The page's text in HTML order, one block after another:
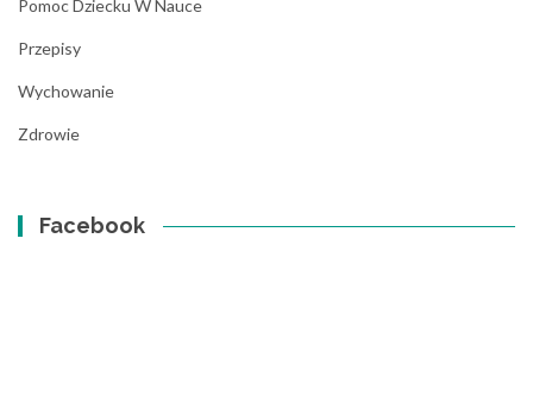
Pomoc Dziecku W Nauce
Przepisy
Wychowanie
Zdrowie
Facebook